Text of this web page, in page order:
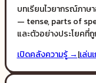
บทเรียนไวยากรณ์ภาษ
— tense, parts of
และตัวอย่างประโยคที่
เปิดคลังความรู้ →|เล่น